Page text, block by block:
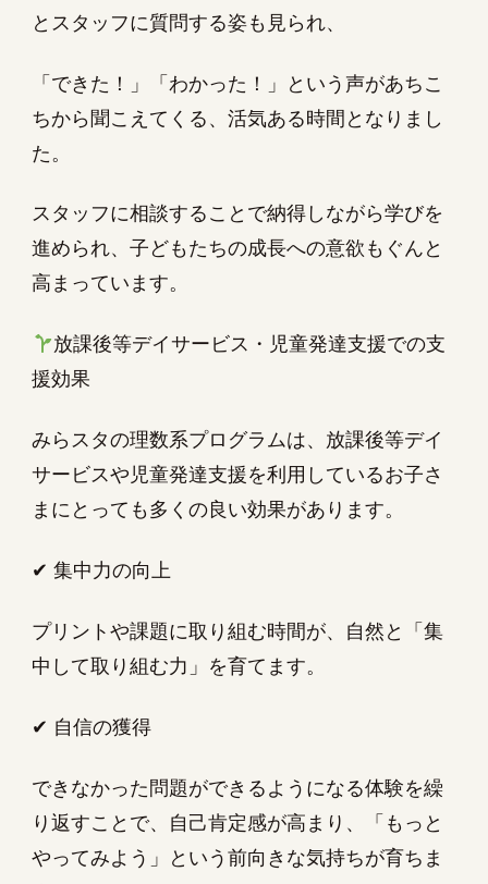
とスタッフに質問する姿も見られ、
「できた！」「わかった！」という声があちこ
ちから聞こえてくる、活気ある時間となりまし
た。
スタッフに相談することで納得しながら学びを
進められ、子どもたちの成長への意欲もぐんと
高まっています。
放課後等デイサービス・児童発達支援での支
援効果
みらスタの理数系プログラムは、放課後等デイ
サービスや児童発達支援を利用しているお子さ
まにとっても多くの良い効果があります。
✔ 集中力の向上
プリントや課題に取り組む時間が、自然と「集
中して取り組む力」を育てます。
✔ 自信の獲得
できなかった問題ができるようになる体験を繰
り返すことで、自己肯定感が高まり、「もっと
やってみよう」という前向きな気持ちが育ちま